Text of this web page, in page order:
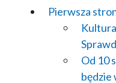
Pierwsza
Od 10
będzie